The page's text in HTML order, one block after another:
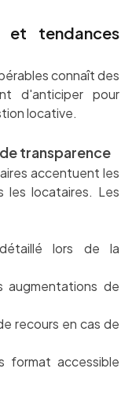
et tendances
connaît des
d'anticiper pour
locative.
transparence
accentuent les
les locataires. Les
lors de la
augmentations de
recours en cas de
format accessible